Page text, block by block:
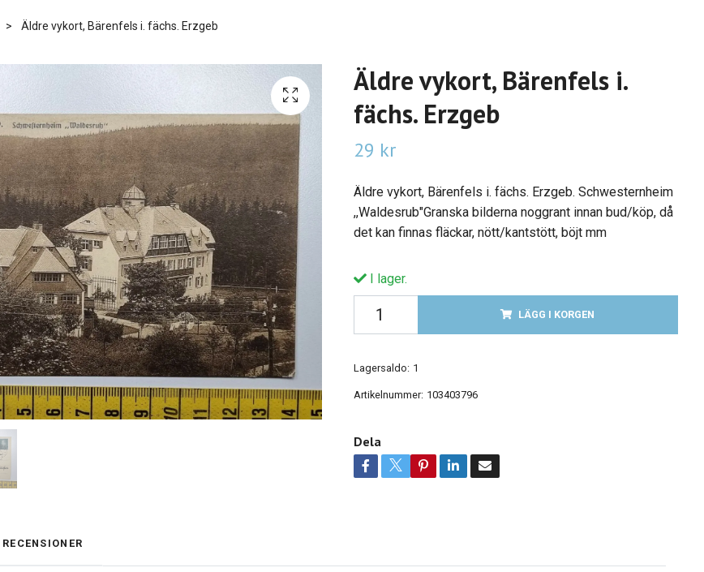
Äldre vykort, Bärenfels i. fächs. Erzgeb
Äldre vykort, Bärenfels i.
fächs. Erzgeb
29 kr
Äldre vykort, Bärenfels i. fächs. Erzgeb. Schwesternheim
,,Waldesrub"Granska bilderna noggrant innan bud/köp, då
det kan finnas fläckar, nött/kantstött, böjt mm
I lager.
LÄGG I KORGEN
Lagersaldo: 1
Artikelnummer: 103403796
Dela
RECENSIONER